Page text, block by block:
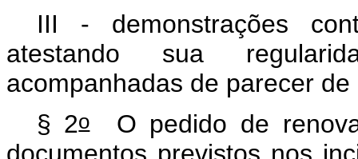
III - demonstrações
atestando sua
acompanhadas de parecer
§ 2oO pedido de